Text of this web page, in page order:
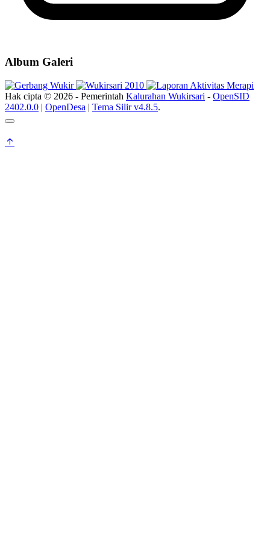
Album Galeri
Hak cipta © 2026 - Pemerintah Kalurahan Wukirsari - OpenSID
2402.0.0 | OpenDesa | Tema Silir v4.8.5.